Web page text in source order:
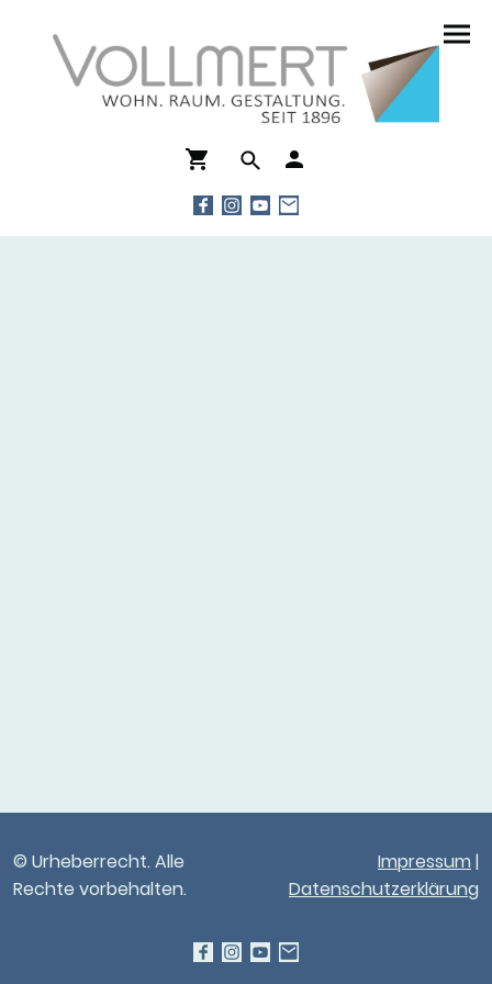
© Urheberrecht. Alle
Rechte vorbehalten.
Impressum |
Datenschutzerklärung